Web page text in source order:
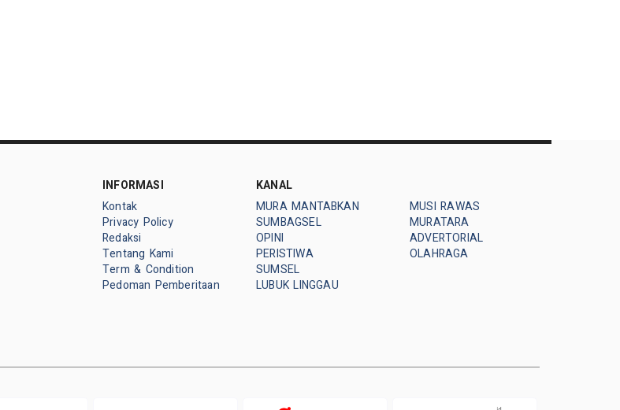
INFORMASI
Kontak
Privacy Policy
Redaksi
Tentang Kami
Term & Condition
Pedoman Pemberitaan
KANAL
MURA MANTABKAN
SUMBAGSEL
OPINI
PERISTIWA
SUMSEL
LUBUK LINGGAU
MUSI RAWAS
MURATARA
ADVERTORIAL
OLAHRAGA